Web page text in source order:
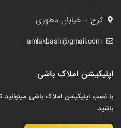
کرج - خیابان مطهری
amlakbashi@gmail.com
اپلیکیشن املاک باشی
با نصب اپلیکیشن املاک باشی میتوانید
باشید